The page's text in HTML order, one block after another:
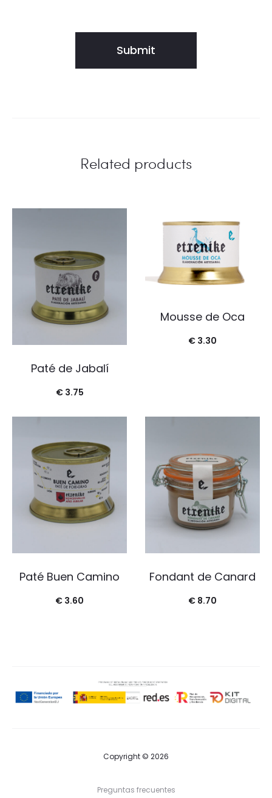
Related products
Paté de Jabalí
€3.75
Mousse de Oca
€ 3.30
Paté Buen Camino
€ 3.60
Fondant de Canard
€ 8.70
Copyright © 2026
Preguntas frecuentes